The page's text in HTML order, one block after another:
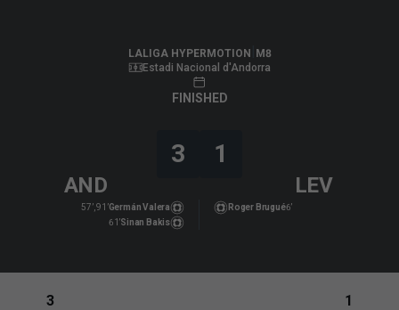
LALIGA HYPERMOTION
M8
Estadi Nacional d'Andorra
FINISHED
AND
3 1
LEV
57’, 91’Germán Valera
61’Sinan Bakis
6’
Roger Brugué
3 1